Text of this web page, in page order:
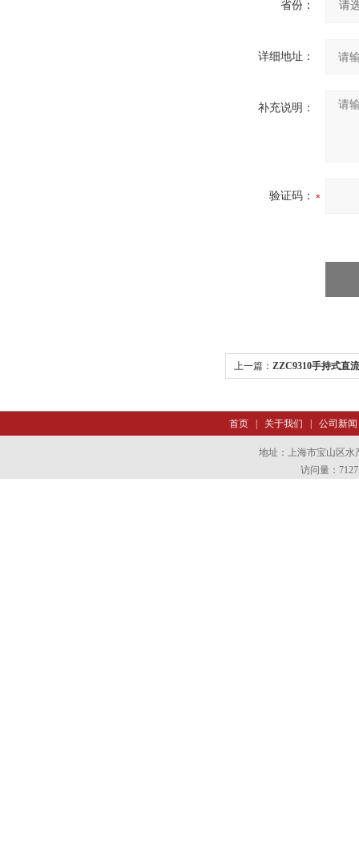
省份：
详细地址：
补充说明：
验证码：
上一篇： ZZC9310手持式直
首页| 关于我们 公司新闻
地址：上海市宝山区水
访问量：